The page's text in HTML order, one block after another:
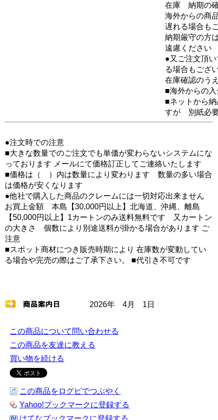
在庫 納期の
海外からの商
遅れる場合も
納期厳守の方
遠慮ください
●又ご注文頂
る場合もござ
在庫確認のう
■海外からの
■ネットから
すが 別紙必
●注文時での注意
■大きな数量でのご注文でも単価が変わらないシステムにな
っております メールにて価格訂正してご連絡いたします
■価格は（ ）内は数量により変わります 数量の多い場合
は価格が安くなります
●他社で購入した商品のクレームには一切対応出来ません
お買上金額 本島【30,000円以上】北海道、沖縄、離島
【50,000円以上】1カートンのみ送料無料です 又カートン
の大きさ 個数により別途送料が掛かる場合があります ご
注意
■スポット商材につき販売時期により 在庫数が変動してい
る場合や完売の際はご了承下さい。 ■代引き不可です
2026年 4月 1日
この商品について問い合わせる
この商品を友達に教える
買い物を続ける
この商品をログピでつぶやく
Yahoo!ブックマークに登録する
はてなブックマークに登録する